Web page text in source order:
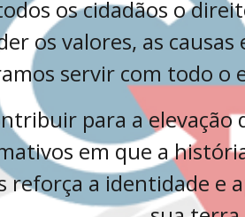
os cidadãos o
os valores, as
servir com todo o
para a
em que a
a identidade e